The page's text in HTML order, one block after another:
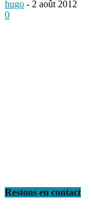
hugo - 2 août 2012
0
Restons en contact